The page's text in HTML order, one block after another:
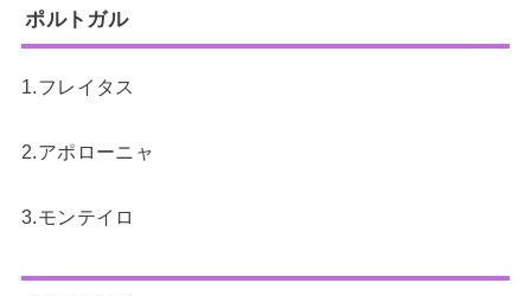
ポルトガル
1.フレイタス
2.アポローニャ
3.モンテイロ